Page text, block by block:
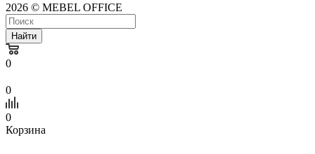
2026 © MEBEL OFFICE
Найти
0
0
0
Корзина